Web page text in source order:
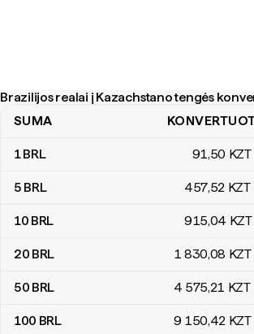
Brazilijos realai į Kazachstano tengės
Brazilijos realai į Kazachstano tengės
SUMA
1BRL 91,50 KZT
5 BRL 457,52 KZT
10 BRL 915,04 KZT
20 BRL 1 830,08 KZT
50 BRL 4 575,21 KZT
100 BRL 9 150,42 KZT